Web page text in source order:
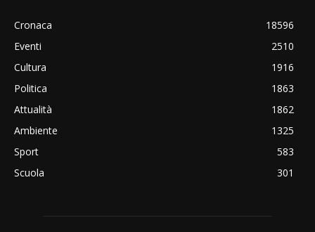
Cronaca
18596
Eventi
2510
Cultura
1916
Politica
1863
Attualità
1862
Ambiente
1325
Sport
583
Scuola
301